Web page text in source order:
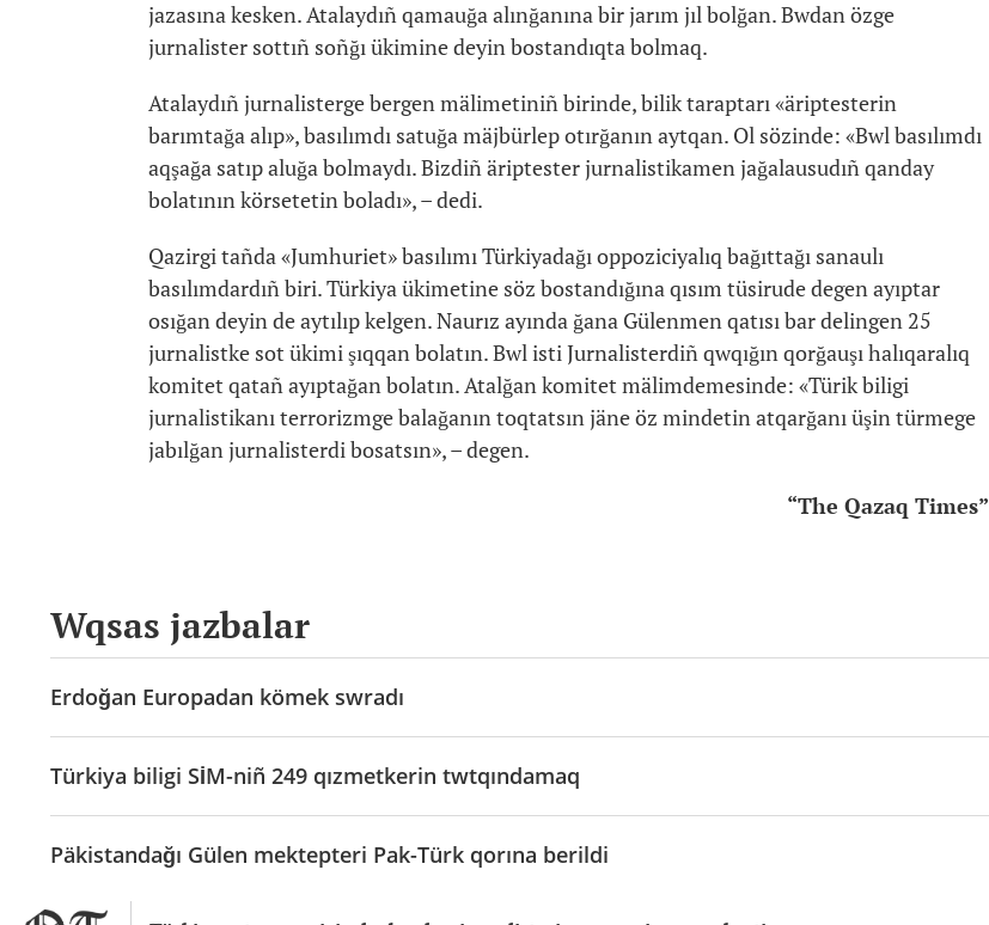
jazasına kesken. Atalaydıñ qamauğa alınğanına bir jarım jıl bolğan. Bwdan özge
jurnalister sottıñ soñğı ükimine deyin bostandıqta bolmaq.
Atalaydıñ jurnalisterge bergen mälimetiniñ birinde, bilik taraptarı «äriptesterin
barımtağa alıp», basılımdı satuğa mäjbürlep otırğanın aytqan. Ol sözinde: «Bwl basılımdı
aqşağa satıp aluğa bolmaydı. Bizdiñ äriptester jurnalistikamen jağalausudıñ qanday
bolatının körsetetin boladı», – dedi.
Qazirgi tañda «Jumhuriet» basılımı Türkiyadağı oppoziciyalıq bağıttağı sanaulı
basılımdardıñ biri. Türkiya ükimetine söz bostandığına qısım tüsirude degen ayıptar
osığan deyin de aytılıp kelgen. Naurız ayında ğana Gülenmen qatısı bar delingen 25
jurnalistke sot ükimi şıqqan bolatın. Bwl isti Jurnalisterdiñ qwqığın qorğauşı halıqaralıq
komitet qatañ ayıptağan bolatın. Atalğan komitet mälimdemesinde: «Türik biligi
jurnalistikanı terrorizmge balağanın toqtatsın jäne öz mindetin atqarğanı üşin türmege
jabılğan jurnalisterdi bosatsın», – degen.
“The Qazaq Times”
Wqsas jazbalar
Erdoğan Europadan kömek swradı
Türkiya biligi SİM-niñ 249 qızmetkerin twtqındamaq
Päkistandağı Gülen mektepteri Pak-Türk qorına berildi